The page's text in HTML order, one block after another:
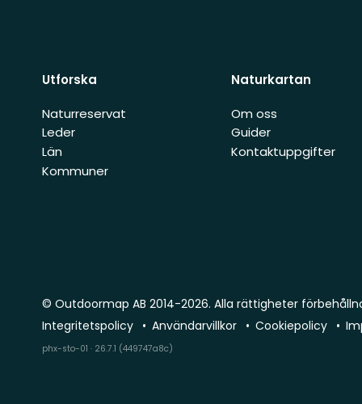
Utforska
Naturreservat
Leder
Län
Kommuner
Naturkartan
Om oss
Guider
Kontaktuppgifter
© Outdoormap AB 2014-2026. Alla rättigheter
Integritetspolicy
Användarvillkor Cookiepolicy
phx-sto-01 · 26.7.1 (449747a8c)